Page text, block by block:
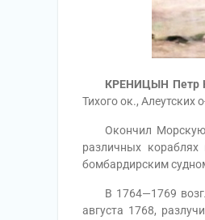
КРЕНИЦЫН Петр
Тихого ок., Алеутских
Окончил Морскую
различных
бомбардирским
В 1764—1769
августа 1768,